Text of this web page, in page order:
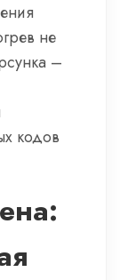
не
–
кодов